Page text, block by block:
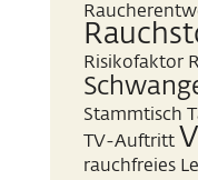
Risikofaktor
Stammtisch
TV-Auftritt
rauchfreies